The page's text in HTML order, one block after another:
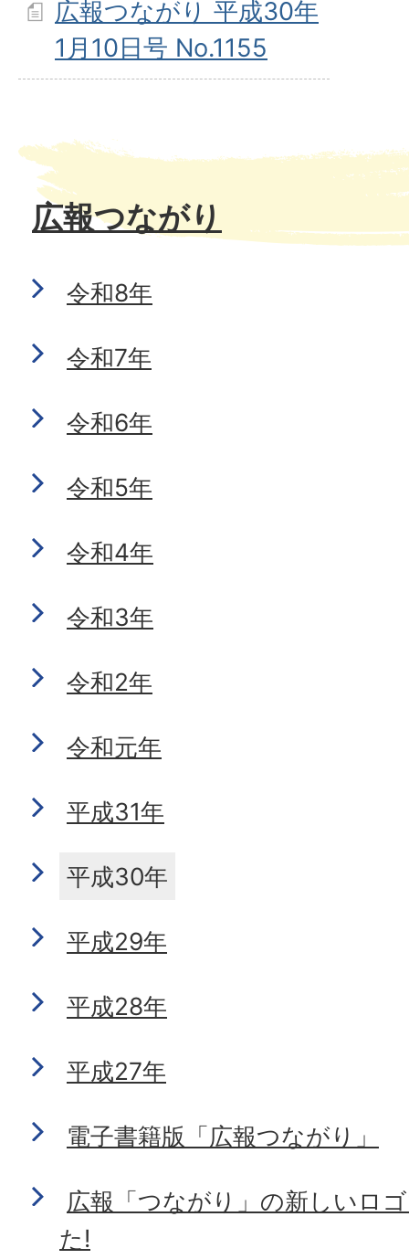
広報つながり 平成30年
1月10日号 No.1155
広報つながり
令和8年
令和7年
令和6年
令和5年
令和4年
令和3年
令和2年
令和元年
平成31年
平成30年
平成29年
平成28年
平成27年
電子書籍版「広報つながり」
広報「つながり」の新しいロ
た!